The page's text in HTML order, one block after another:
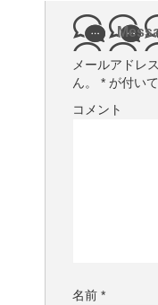
メールアドレ
ん。
* が付い
コメント
名前 *